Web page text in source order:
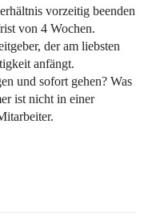
vorzeitig beenden
von 4 Wochen.
der am liebsten
anfängt.
und sofort gehen? Was
ist nicht in einer